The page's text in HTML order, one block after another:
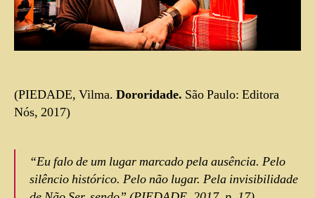
(PIEDADE, Vilma. Dororidade. São Paulo: Editora
Nós, 2017)
“Eu falo de um lugar marcado pela ausência. Pelo
silêncio histórico. Pelo não lugar. Pela invisibilidade